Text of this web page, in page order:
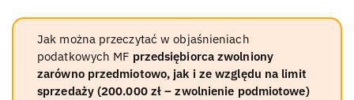
Jak można przeczytać w objaśnieniach
podatkowych MF przedsiębiorca zwolniony
zarówno przedmiotowo, jak i ze względu na limit
sprzedaży (200.000 zł – zwolnienie podmiotowe)